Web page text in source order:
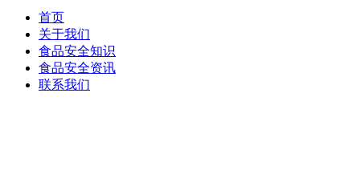
首页
关于我们
食品安全知识
食品安全资讯
联系我们